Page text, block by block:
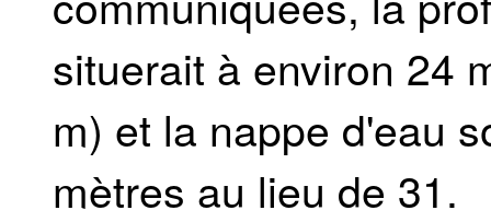
situerait à environ 24
m) et la nappe d'eau
mètres au lieu de 31.